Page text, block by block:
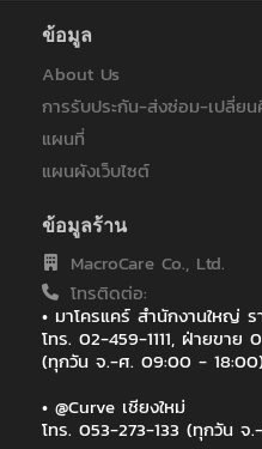
ข้อมูล
About Us
การรับประกัน-ส่งซ่อม-เปลี่ย
แผนที่
แผนผังเว็บไซต์
ข้อมูลร้าน
MacroCare Co., Ltd.
โทรติดต่อ:
• มาโครแคร์ สำนักงานใหญ่
โทร. 02-459-1111, ฝ่ายขา
(ทุกวัน จ.-ศ. 09:00 -
• @Curve เชียงใหม่
โทร. 053-273-133 (ทุกวัน